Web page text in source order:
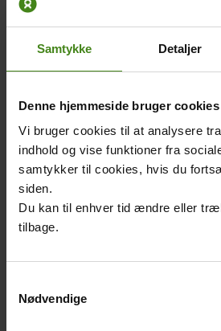
Samtykke Detaljer
Denne hjemmeside bruger cookies
Vi bruger cookies til at analysere
indhold og vise funktioner fra
samtykker til cookies, hvis du
siden.
Du kan til enhver tid ændre eller
tilbage.
Nødvendige
funktionaliteten af indlejrede
3.1 Systemets egne cookies
benytter en række cookies til at
Drupals cookies sørger blandt andet
Huske dine
søgninger
Forudfylde formularer med
tidligere har indtastet
Vi bruger cookies fra Google
Formålet med besøgsstatistikken